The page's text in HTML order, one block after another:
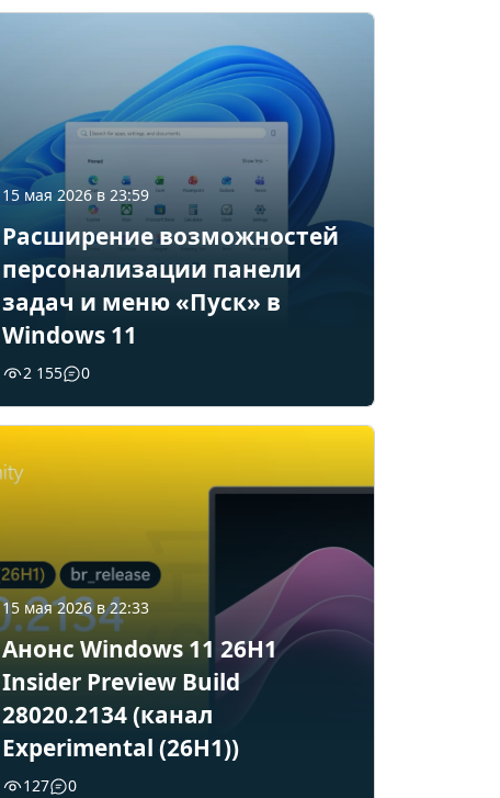
15 мая 2026 в 23:59
Расширение возможностей
персонализации панели
задач и меню «Пуск» в
Windows 11
2 155 0
15 мая 2026 в 22:33
Анонс Windows 11 26H1
Insider Preview Build
28020.2134 (канал
Experimental (26H1))
127 0